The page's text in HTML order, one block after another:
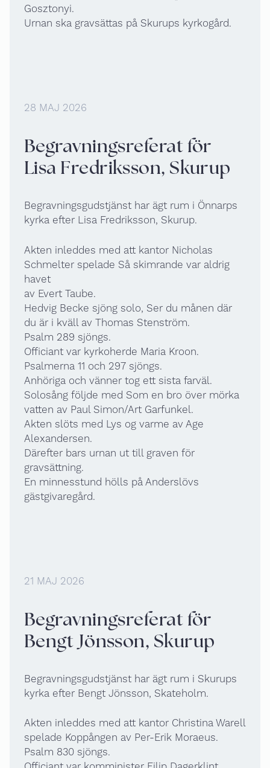
Gosztonyi.
Urnan ska gravsättas på Skurups kyrkogård.
28 MAJ 2026
Begravningsreferat för
Lisa Fredriksson, Skurup
Begravningsgudstjänst har ägt rum i Önnarps
kyrka efter Lisa Fredriksson, Skurup.
Akten inleddes med att kantor Nicholas
Schmelter spelade Så skimrande var aldrig
havet
av Evert Taube.
Hedvig Becke sjöng solo, Ser du månen där
du är i kväll av Thomas Stenström.
Psalm 289 sjöngs.
Officiant var kyrkoherde Maria Kroon.
Psalmerna 11 och 297 sjöngs.
Anhöriga och vänner tog ett sista farväl.
Solosång följde med Som en bro över mörka
vatten av Paul Simon/Art Garfunkel.
Akten slöts med Lys og varme av Age
Alexandersen.
Därefter bars urnan ut till graven för
gravsättning.
En minnesstund hölls på Anderslövs
gästgivaregård.
21 MAJ 2026
Begravningsreferat för
Bengt Jönsson, Skurup
Begravningsgudstjänst har ägt rum i Skurups
kyrka efter Bengt Jönsson, Skateholm.
Akten inleddes med att kantor Christina Warell
spelade Koppången av Per-Erik Moraeus.
Psalm 830 sjöngs.